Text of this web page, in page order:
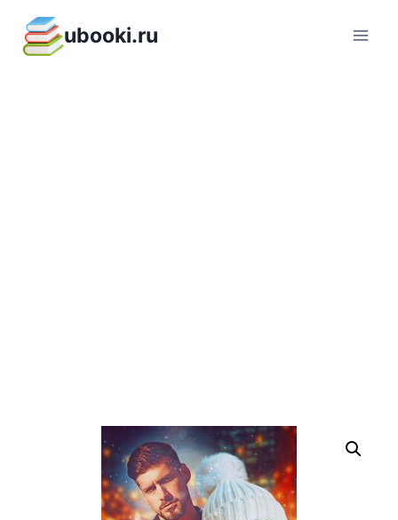
содержимому
ubooki.ru